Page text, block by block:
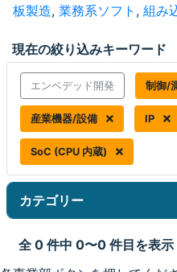
板製造, 業務系ソフト , 組み
現在の絞り込みキーワード
エンベデッド開発 制御/
産業機器/設備 IP
SoC (CPU 内蔵)
カテゴリー
全 0 件中 0〜0 件目を表示